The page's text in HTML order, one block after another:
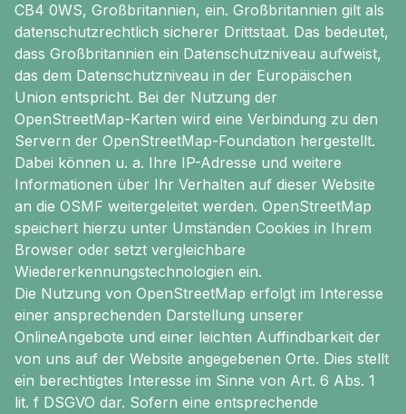
CB4 0WS, Großbritannien, ein. Großbritannien gilt als
datenschutzrechtlich sicherer Drittstaat. Das bedeutet,
dass Großbritannien ein Datenschutzniveau aufweist,
das dem Datenschutzniveau in der Europäischen
Union entspricht. Bei der Nutzung der
OpenStreetMap-Karten wird eine Verbindung zu den
Servern der OpenStreetMap-Foundation hergestellt.
Dabei können u. a. Ihre IP-Adresse und weitere
Informationen über Ihr Verhalten auf dieser Website
an die OSMF weitergeleitet werden. OpenStreetMap
speichert hierzu unter Umständen Cookies in Ihrem
Browser oder setzt vergleichbare
Wiedererkennungstechnologien ein.
Die Nutzung von OpenStreetMap erfolgt im Interesse
einer ansprechenden Darstellung unserer
OnlineAngebote und einer leichten Auffindbarkeit der
von uns auf der Website angegebenen Orte. Dies stellt
ein berechtigtes Interesse im Sinne von Art. 6 Abs. 1
lit. f DSGVO dar. Sofern eine entsprechende